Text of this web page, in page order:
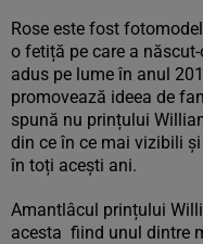
Rose este fost
o fetiță pe care a
adus pe lume în anul
promovează ideea de
spună nu prințului
din ce în ce mai vizibili
în toți acești ani.
Amantlâcul prințului
acesta fiind unul dintre